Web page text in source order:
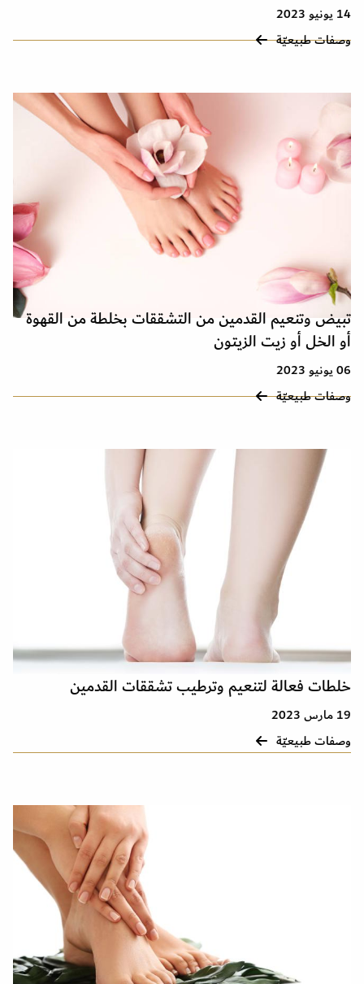
14 يونيو 2023
وصفات طبيعيّة
تبيض وتنعيم القدمين من التشققات بخلطة من القهوة
أو الخل أو زيت الزيتون
06 يونيو 2023
وصفات طبيعيّة
خلطات فعالة لتنعيم وترطيب تشققات القدمين
19 مارس 2023
وصفات طبيعيّة